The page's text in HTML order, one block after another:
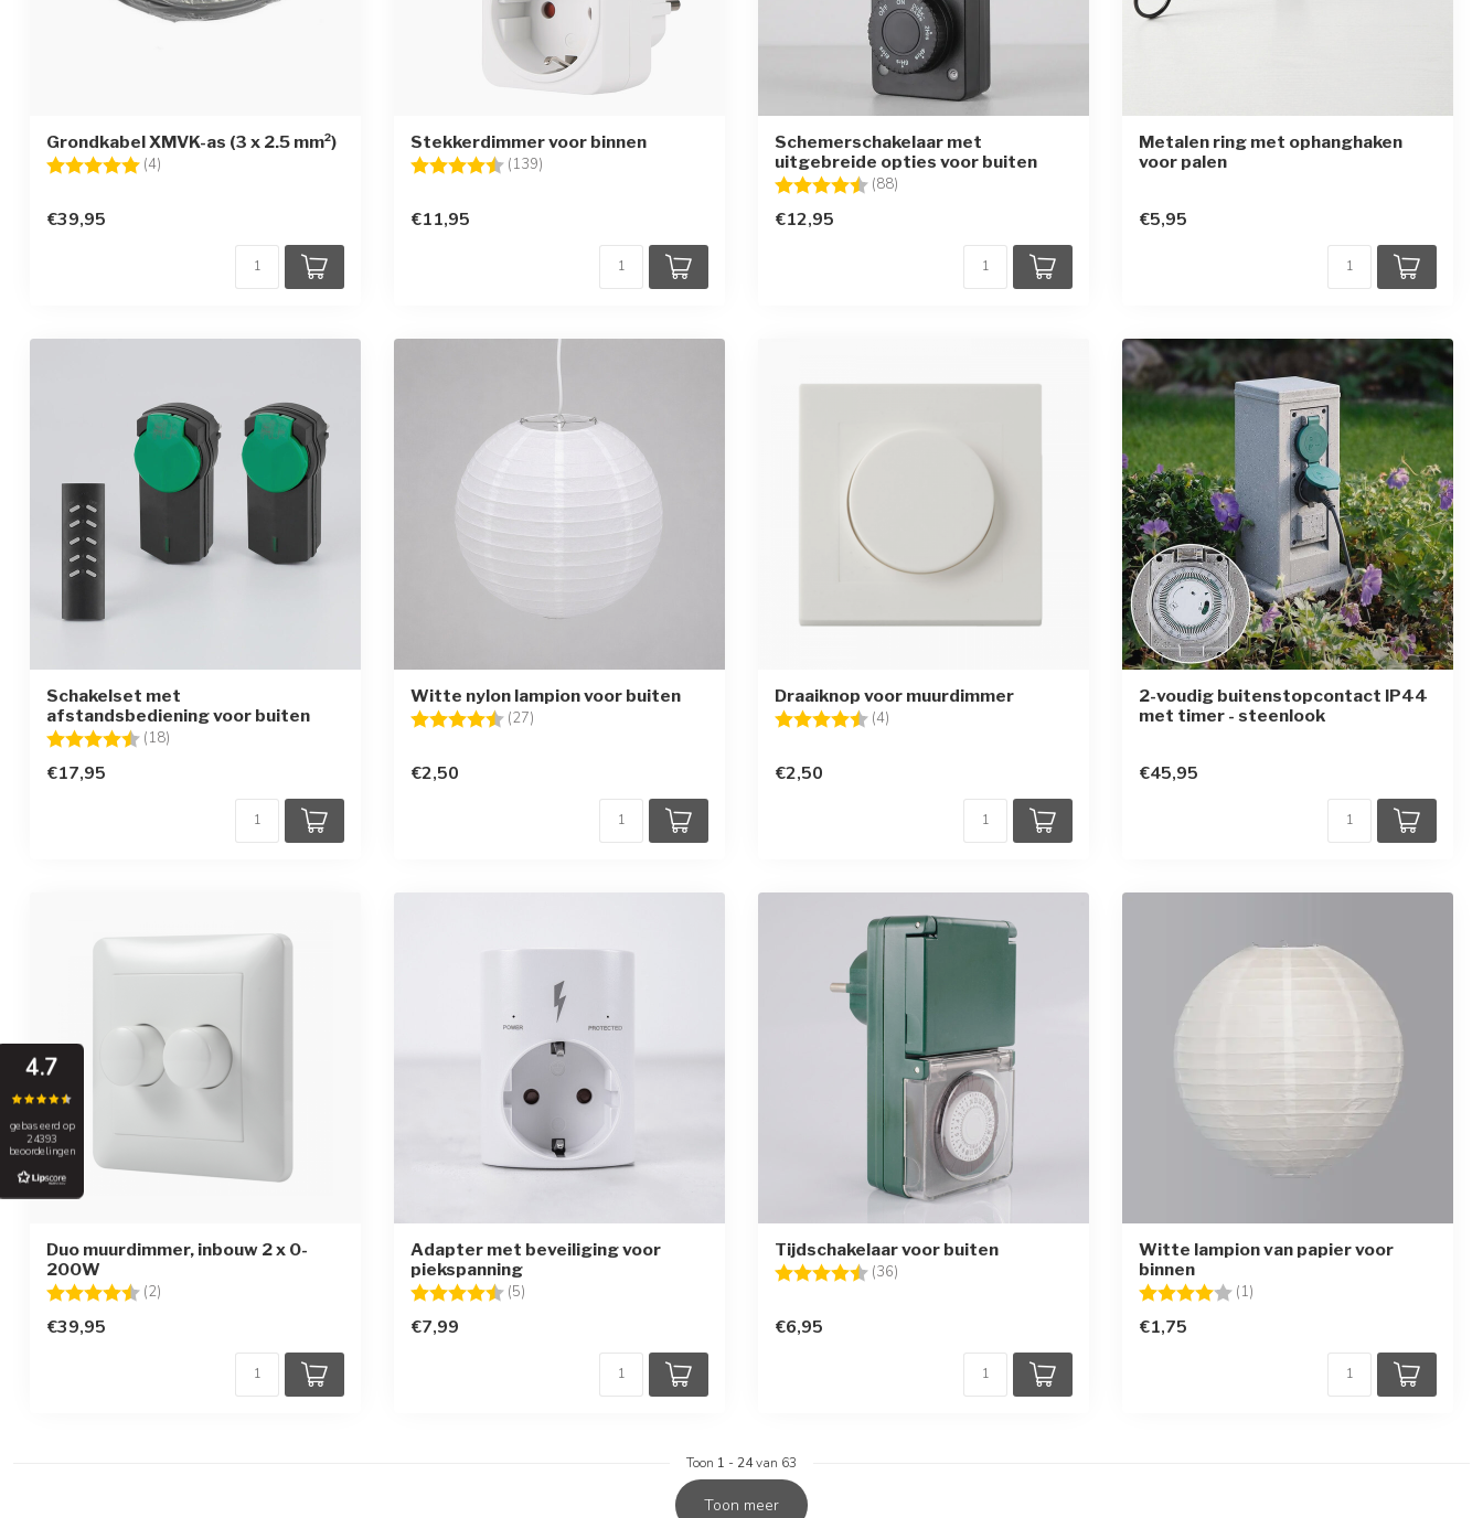
Grondkabel XMVK-as (3 x 2.5 mm²)
Beoordeling: (4)
€39,95
Stekkerdimmer voor binnen
Beoordeling: (139)
€11,95
Schemerschakelaar met
uitgebreide opties voor buiten
Beoordeling: (88)
€12,95
Metalen ring met ophanghaken
voor palen
€5,95
Schakelset met
afstandsbediening voor buiten
Beoordeling: (18)
€17,95
Witte nylon lampion voor buiten
Beoordeling: (27)
€2,50
Draaiknop voor muurdimmer
Beoordeling: (4)
€2,50
2-voudig buitenstopcontact IP44
met timer - steenlook
€45,95
Duo muurdimmer, inbouw 2 x 0-
200W
Beoordeling: (2)
€39,95
Adapter met beveiliging voor
piekspanning
Beoordeling: (5)
€7,99
Tijdschakelaar voor buiten
Beoordeling: (36)
€6,95
Witte lampion van papier voor
binnen
Beoordeling: (1)
€1,75
Toon 1 - 24van 63
Toon meer
4.7
gebaseerd op
24393
beoordelingen